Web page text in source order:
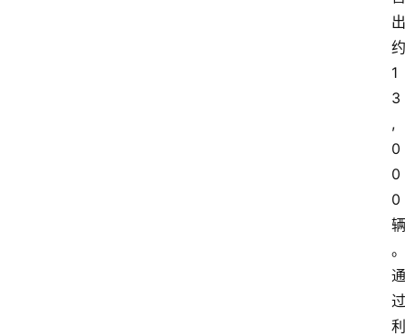
出
约
1
3
,
0
0
0
辆
。
通
过
利